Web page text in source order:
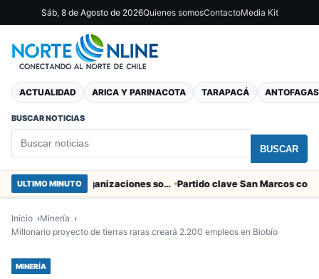
Sáb, 8 de Agosto de 2026Quienes somosContactoMedia Kit
ACTUALIDAD ARICA Y PARINACOTA TARAPACÁ
BUSCAR NOTICIAS
BUSCAR
ULTIMO MINUTO Entregaron fibra óptica gratuita a organizaciones sociales de Arica
Inicio
Minería
Millonario proyecto de tierras raras creará 2.200 empleos en Biobío
MINERÍA